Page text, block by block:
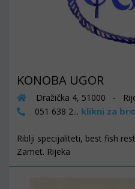
KONOBA UGOR
Dražička 4, 51000 -
051 638 2... klikni za
Riblji specijaliteti, best fish
Zamet. Rijeka